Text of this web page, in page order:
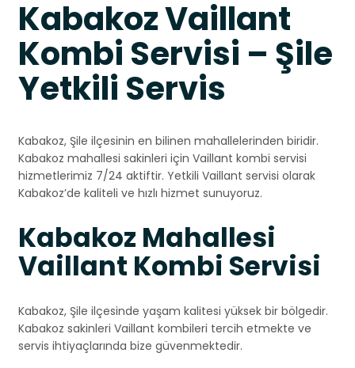
Kabakoz Vaillant
Kombi Servisi – Şile
Yetkili Servis
Kabakoz, Şile ilçesinin en bilinen mahallelerinden biridir.
Kabakoz mahallesi sakinleri için Vaillant kombi servisi
hizmetlerimiz 7/24 aktiftir. Yetkili Vaillant servisi olarak
Kabakoz’de kaliteli ve hızlı hizmet sunuyoruz.
Kabakoz Mahallesi
Vaillant Kombi Servisi
Kabakoz, Şile ilçesinde yaşam kalitesi yüksek bir bölgedir.
Kabakoz sakinleri Vaillant kombileri tercih etmekte ve
servis ihtiyaçlarında bize güvenmektedir.